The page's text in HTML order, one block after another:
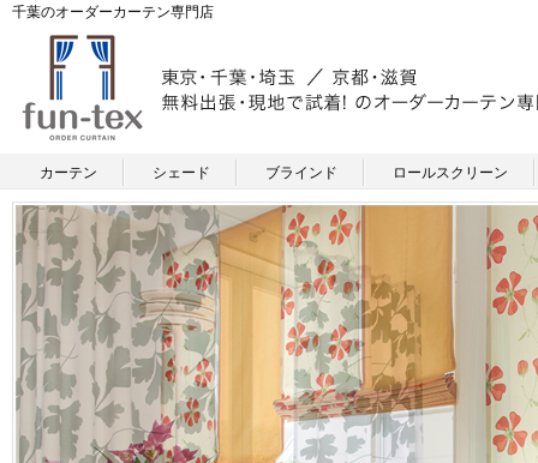
千葉のオーダーカーテン専門店
カーテン シェード ブラインド ロールスクリーン